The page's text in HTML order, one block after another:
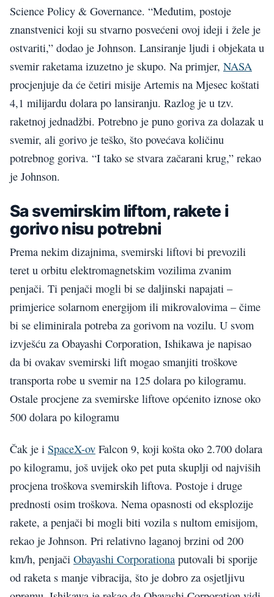
Science Policy & Governance. “Međutim, postoje
znanstvenici koji su stvarno posvećeni ovoj ideji i žele je
ostvariti,” dodao je Johnson. Lansiranje ljudi i objekata u
svemir raketama izuzetno je skupo. Na primjer, NASA
procjenjuje da će četiri misije Artemis na Mjesec koštati
4,1 milijardu dolara po lansiranju. Razlog je u tzv.
raketnoj jednadžbi. Potrebno je puno goriva za dolazak u
svemir, ali gorivo je teško, što povećava količinu
potrebnog goriva. “I tako se stvara začarani krug,” rekao
je Johnson.
Sa svemirskim liftom, rakete i
gorivo nisu potrebni
Prema nekim dizajnima, svemirski liftovi bi prevozili
teret u orbitu elektromagnetskim vozilima zvanim
penjači. Ti penjači mogli bi se daljinski napajati –
primjerice solarnom energijom ili mikrovalovima – čime
bi se eliminirala potreba za gorivom na vozilu. U svom
izvješću za Obayashi Corporation, Ishikawa je napisao
da bi ovakav svemirski lift mogao smanjiti troškove
transporta robe u svemir na 125 dolara po kilogramu.
Ostale procjene za svemirske liftove općenito iznose oko
500 dolara po kilogramu
Čak je i SpaceX-ov Falcon 9, koji košta oko 2.700 dolara
po kilogramu, još uvijek oko pet puta skuplji od najviših
procjena troškova svemirskih liftova. Postoje i druge
prednosti osim troškova. Nema opasnosti od eksplozije
rakete, a penjači bi mogli biti vozila s nultom emisijom,
rekao je Johnson. Pri relativno laganoj brzini od 200
km/h, penjači Obayashi Corporationa putovali bi sporije
od raketa s manje vibracija, što je dobro za osjetljivu